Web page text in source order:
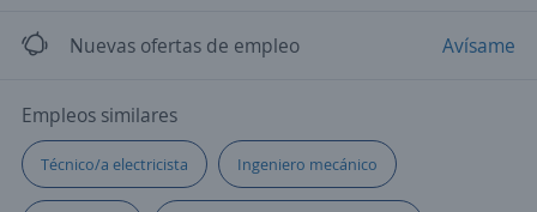
Nuevas ofertas de empleo Avísame
Empleos similares
Técnico/a electricista Ingeniero mecánico